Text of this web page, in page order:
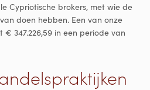
Cypriotische brokers, met wie de
doen hebben. Een van onze
347.226,59 in een periode van